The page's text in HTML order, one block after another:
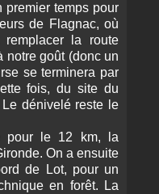
premier temps pour
de Flagnac, où
la route
notre goût (donc un
se terminera par
fois, du site du
dénivelé reste le
pour le 12 km, la
On a ensuite
de Lot, pour un
en forêt. La